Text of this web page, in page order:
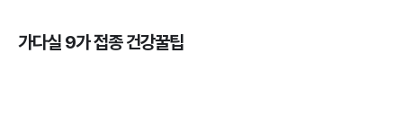
가다실 9가 접종 건강꿀팁